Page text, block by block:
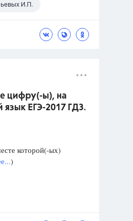
И.П.
цифру(-ы), на
ЕГЭ-2017 ГДЗ.
которой(-ых)
)